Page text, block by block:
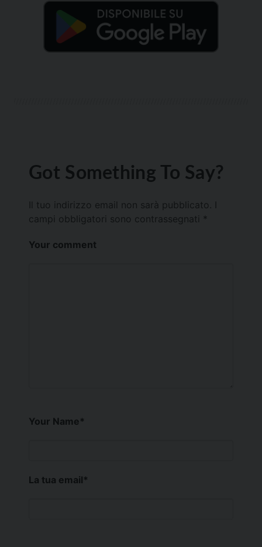
Got Something To Say?
Il tuo indirizzo email non sarà pubblicato.
campi obbligatori sono contrassegnati *
Your comment
Your Name*
La tua email*